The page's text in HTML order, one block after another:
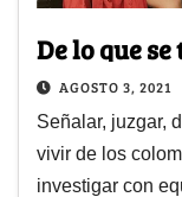
De lo que
AGOSTO 3, 2021
Señalar, juzgar,
vivir de los
investigar con